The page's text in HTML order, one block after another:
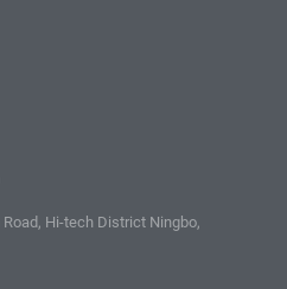
Hi-tech District Ningbo,